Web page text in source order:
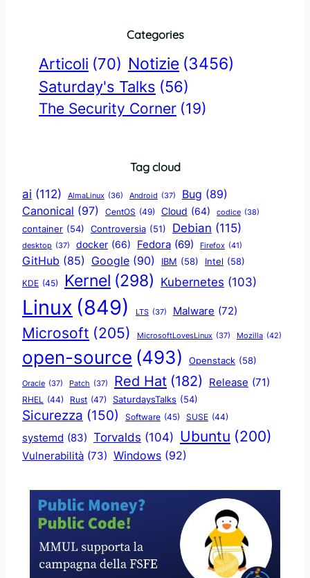
Categories
Articoli (70) Notizie (3456)
Saturday's Talks (56)
The Security Corner (19)
Tag cloud
ai (112) AlmaLinux (36) Android (37) Bug (89)
Canonical (97) CentOS (49) Cloud (64) codice (38)
container (54) Controversia (51) Debian (115)
desktop (37) docker (66) Fedora (69) Firefox (41)
GitHub (85) Google (90) IBM (58) Intel (58)
KDE (45) Kernel (298) Kubernetes (103)
Linux (849) LTS (37) Malware (72)
Microsoft (205) MicrosoftLovesLinux (37) Mozilla (42)
open-source (493) Openstack (58)
Oracle (37) Patch (37) Red Hat (182) Release (71)
RHEL (44) Rust (47) SaturdaysTalks (54)
Sicurezza (150) Software (45) SUSE (44)
systemd (83) Torvalds (104) Ubuntu (200)
Vulnerabilità (73) Windows (92)